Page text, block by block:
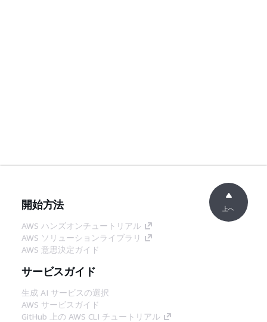
開始方法
AWS ハンズオンチュートリアル
AWS ソリューションライブラリ
AWS 意思決定ガイド
サービスガイド
生成 AI サービスの選択
AWS サービスガイド
GitHub 上の AWS CLI チュートリアル
上へ